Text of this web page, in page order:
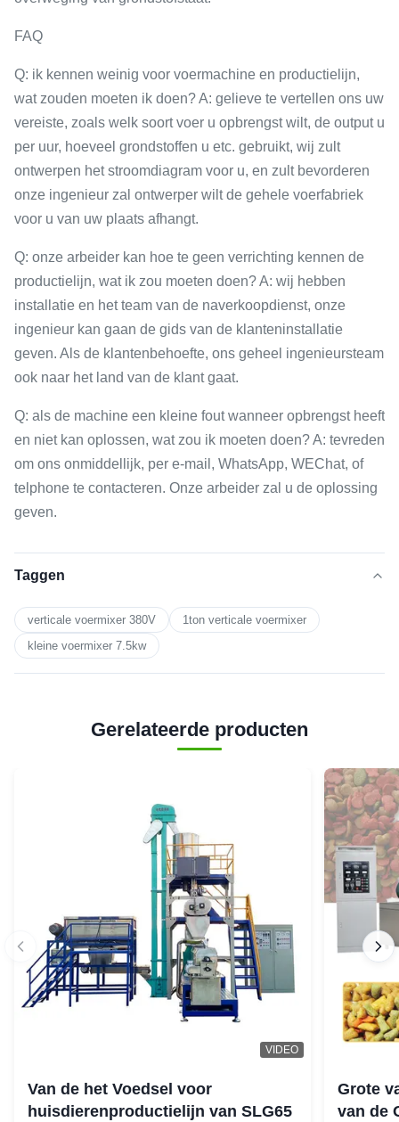
FAQ
Q: ik kennen weinig voor voermachine en productielijn,
wat zouden moeten ik doen? A: gelieve te vertellen ons uw
vereiste, zoals welk soort voer u opbrengst wilt, de output u
per uur, hoeveel grondstoffen u etc. gebruikt, wij zult
ontwerpen het stroomdiagram voor u, en zult bevorderen
onze ingenieur zal ontwerper wilt de gehele voerfabriek
voor u van uw plaats afhangt.
Q: onze arbeider kan hoe te geen verrichting kennen de
productielijn, wat ik zou moeten doen? A: wij hebben
installatie en het team van de naverkoopdienst, onze
ingenieur kan gaan de gids van de klanteninstallatie
geven. Als de klantenbehoefte, ons geheel ingenieursteam
ook naar het land van de klant gaat.
Q: als de machine een kleine fout wanneer opbrengst heeft
en niet kan oplossen, wat zou ik moeten doen? A: tevreden
om ons onmiddellijk, per e-mail, WhatsApp, WEChat, of
telphone te contacteren. Onze arbeider zal u de oplossing
geven.
Taggen
verticale voermixer 380V
1ton verticale voermixer
kleine voermixer 7.5kw
Gerelateerde producten
VIDEO
Van de het Voedsel voor
huisdierenproductielijn van SLG65
Grote
van de